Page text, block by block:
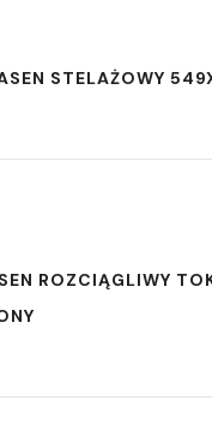
STELAŻOWY
ROZCIĄGLIWY